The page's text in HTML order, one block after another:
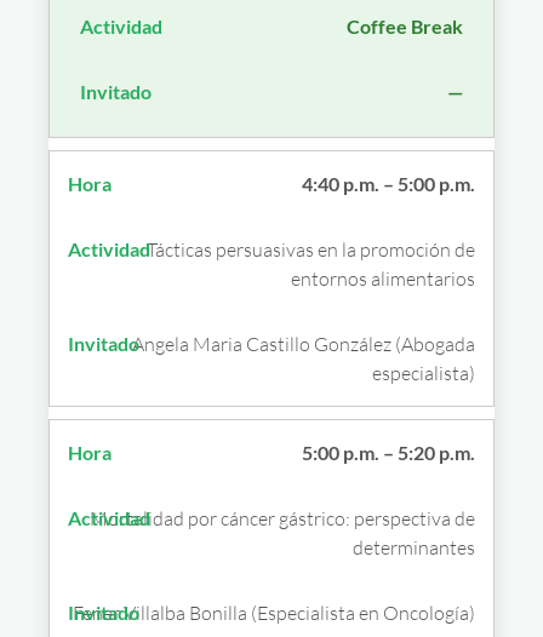
Coffee Break
—
4:40 p.m. – 5:00 p.m.
Tácticas persuasivas en la promoción de
entornos alimentarios
Angela Maria Castillo González (Abogada
especialista)
5:00 p.m. – 5:20 p.m.
Mortalidad por cáncer gástrico: perspectiva de
determinantes
Fener Villalba Bonilla (Especialista en Oncología)